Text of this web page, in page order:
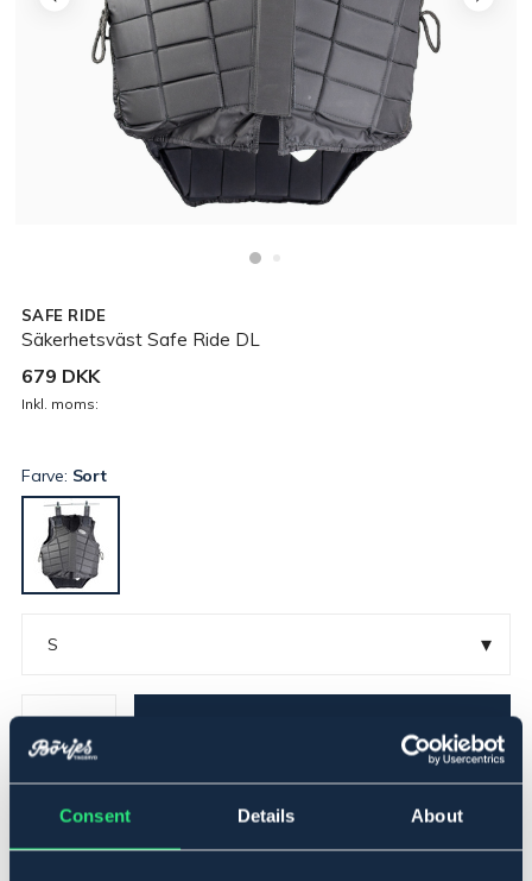
Consent Details About
SAFE RIDE
Säkerhetsväst Safe Ride DL
679 DKK
Inkl. moms:
Farve: Sort
S ▾
På lager Se lager i butikken